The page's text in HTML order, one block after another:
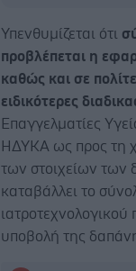
Υπενθυμίζεται ότι
προβλέπεται η
καθώς και σε
ειδικότερες
Επαγγελματίες
ΗΔΥΚΑ ως προς τη
των στοιχείων των
καταβάλλει το
ιατροτεχνολογικού
υποβολή της